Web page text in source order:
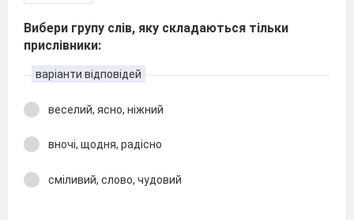
Вибери групу слів, яку складаються тільки
прислівники:
варіанти відповідей
веселий, ясно, ніжний
вночі, щодня, радісно
сміливий, слово, чудовий